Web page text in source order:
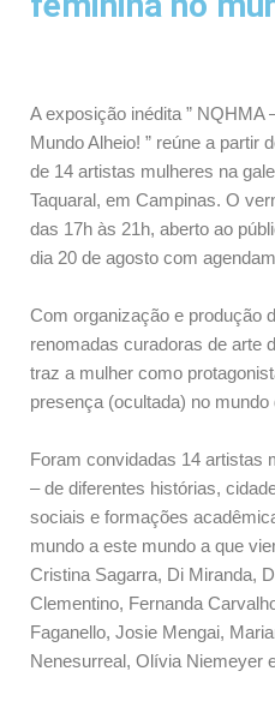
A exposição inédita ” NQHMA
Mundo Alheio! ” reúne a partir
de 14 artistas mulheres na
Taquaral, em Campinas. O
das 17h às 21h, aberto ao
dia 20 de agosto com
Com organização e produção
renomadas curadoras de arte
traz a mulher como
presença (ocultada) no
Foram convidadas 14 artistas
– de diferentes histórias,
sociais e formações
mundo a este mundo a que
Cristina Sagarra, Di Miranda,
Clementino, Fernanda
Faganello, Josie Mengai,
Nenesurreal, Olívia Niemeyer